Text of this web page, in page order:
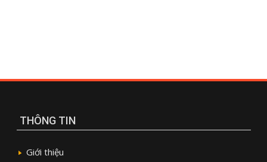
THÔNG TIN
Giới thiệu